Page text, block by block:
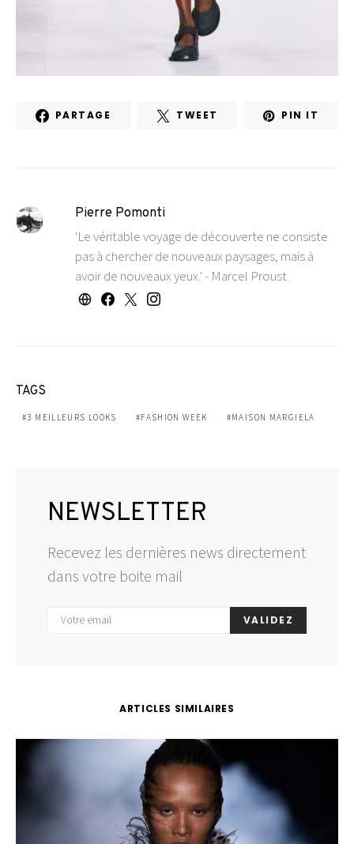
PARTAGE TWEET PIN IT
Pierre Pomonti
'Le véritable voyage de découverte ne consiste
pas à chercher de nouveaux paysages, mais à
avoir de nouveaux yeux.' - Marcel Proust
TAGS
3 MEILLEURS LOOKS FASHION WEEK MAISON MARGIELA
NEWSLETTER
Recevez les dernières news directement
dans votre boite mail
VALIDEZ
ARTICLES SIMILAIRES